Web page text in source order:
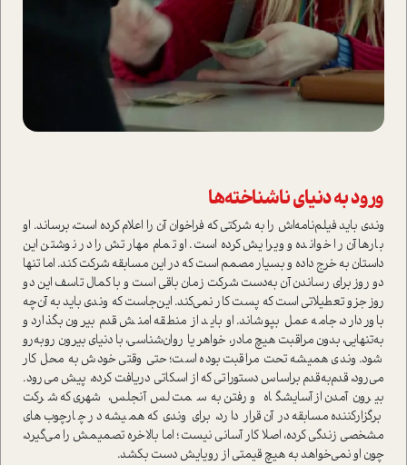
ورود به دنیای ناشناخته‌ها
وندی باید فیلم‌نامه‌اش را به شرکتی که فراخوان آن را اعلام کرده ا‌ست، برساند. او
بارها آن را خوانده و ویرایش کرده ا‌ست. او تمام مهارتش را در نوشتن این
دا‌ستان به خرج داده و بسیار مصمم ا‌ست که در این مسابقه شرکت کند. اما تنها
دو روز برای رساندن آن به‌دست شرکت زمان باقی ا‌ست و با کمال تاسف این دو
روز جزو تعطیلاتی ا‌ست که پست کار نمی‌کند. این‌جا‌ست که وندی باید به آن‌چه
باور دارد، جامه عمل بپوشاند. او باید از منطقه امنش قدم بیرون بگذارد و
به‌تنهایی، بدون مراقبت هیچ مادر، خواهر یا روان‌شناسی، با دنیای بیرون روبه‌رو
شود. وندی همیشه تحت مراقبت بوده ا‌ست؛ حتی وقتی خودش به محل کار
می‌رود، قدم‌به‌قدم بر‌اساس دستوراتی که از اسکاتی دریافت کرده، پیش می‌رود.
بیرون‌آمدن از آسایشگاه و رفتن به‌سمت لس‌آنجلس، شهری که شرکت
برگزارکننده مسابقه در آن قرار دارد، برای وندی که همیشه در چارچوب‌های
مشخصی زندگی کرده، اصلا کار آسانی نیست؛ اما بالاخره تصمیمش را می‌گیرد،
چون او نمی‌خواهد به هیچ قیمتی از رویایش دست بکشد.